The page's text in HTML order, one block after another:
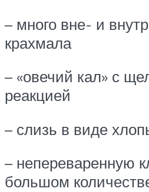
– много вне- и
крахмала
– «овечий кал» с
реакцией
– слизь в виде
– непереваренную
большом